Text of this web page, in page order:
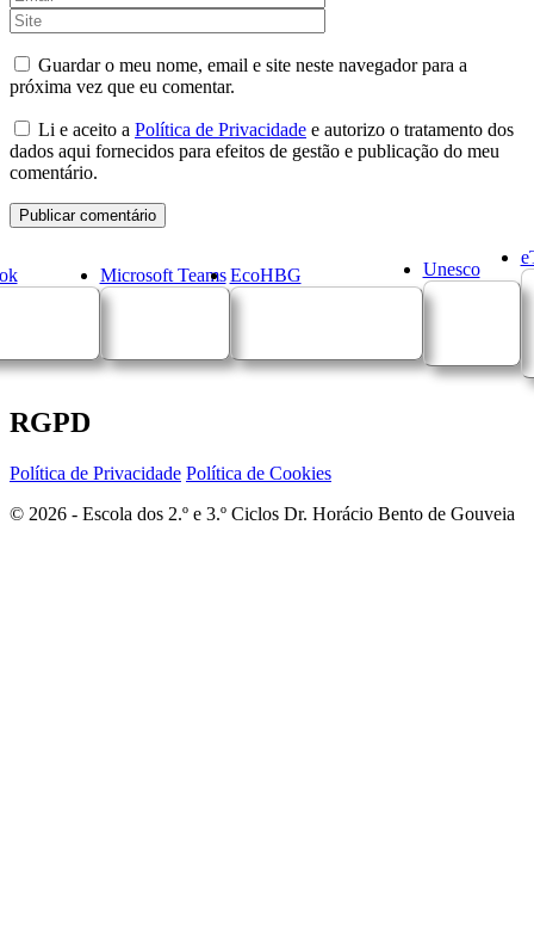
Guardar o meu nome, email e site neste navegador para a
próxima vez que eu comentar.
Li e aceito a Política de Privacidade e autorizo o tratamento dos
dados aqui fornecidos para efeitos de gestão e publicação do meu
comentário.
Microsoft Teams EcoHBG Unesco
RGPD
Política de Privacidade Política de Cookies
© 2026 - Escola dos 2.º e 3.º Ciclos Dr. Horácio Bento de Gouveia